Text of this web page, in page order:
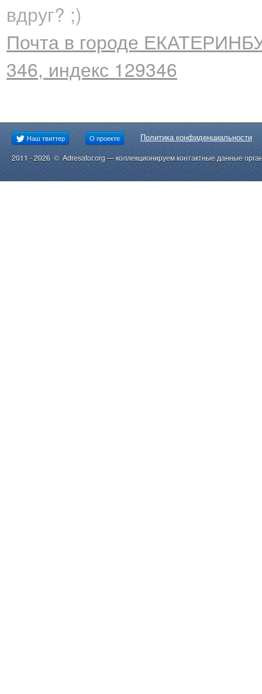
вдруг? ;)
Почта в городе
346, индекс 129346
Наш твиттер О проекте Политика конфиденциальности
2011 - 2026 © Adresator.org — коллекционируем контактные данные